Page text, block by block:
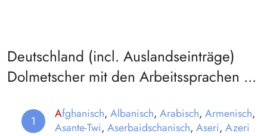
Deutschland (incl. Auslandseinträge)
Dolmetscher mit den Arbeitssprachen ...
Afghanisch, Albanisch, Arabisch, Armenisch,
Asante-Twi, Aserbaidschanisch, Aseri, Azeri